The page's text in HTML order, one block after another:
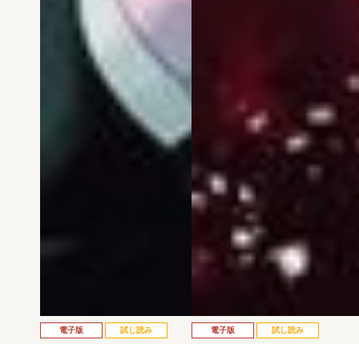
電子版 試し読み 電子版 試し読み